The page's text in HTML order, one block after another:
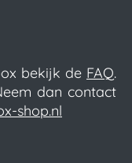
bekijk de FAQ.
dan contact
shop.nl